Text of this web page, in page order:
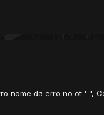
nome da erro no ot '-',